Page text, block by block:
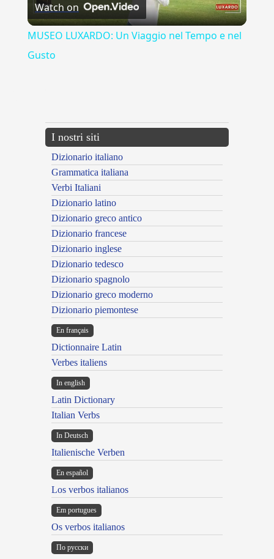
Video
Watch on
MUSEO LUXARDO: Un Viaggio nel Tempo e nel
Gusto
I nostri siti
Dizionario italiano
Grammatica italiana
Verbi Italiani
Dizionario latino
Dizionario greco antico
Dizionario francese
Dizionario inglese
Dizionario tedesco
Dizionario spagnolo
Dizionario greco moderno
Dizionario piemontese
En français
Dictionnaire Latin
Verbes italiens
In english
Latin Dictionary
Italian Verbs
In Deutsch
Italienische Verben
En español
Los verbos italianos
Em portugues
Os verbos italianos
По русски